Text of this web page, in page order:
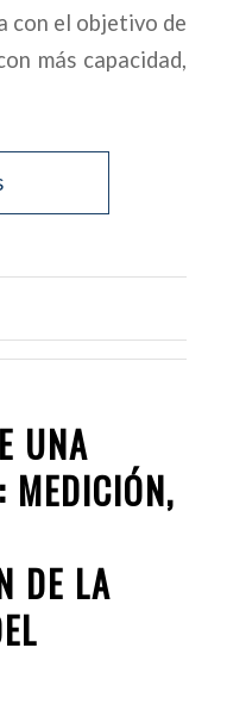
con el objetivo de
más capacidad,
UNA
MEDICIÓN,
DE LA